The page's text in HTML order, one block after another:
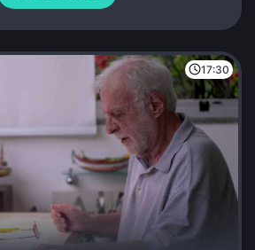
17:30